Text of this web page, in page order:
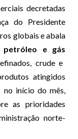
decretadas
do Presidente
globais e abala
e gás
crude e
atingidos
no início do mês,
as prioridades
norte-